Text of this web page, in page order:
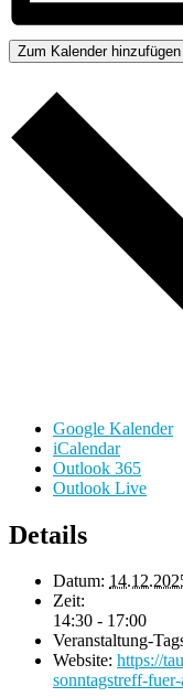
Zum Kalender hinzufügen
Google Kalender
iCalendar
Outlook 365
Outlook Live
Details
Datum:
Zeit:
14:30 - 17:00
Veranstaltung-
Website: https://
sonntagstreff-